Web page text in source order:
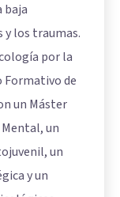
baja
y los traumas.
por la
Formativo de
un Máster
un
un
y un